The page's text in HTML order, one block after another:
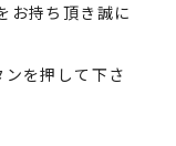
お持ち頂き誠に
を押して下さ